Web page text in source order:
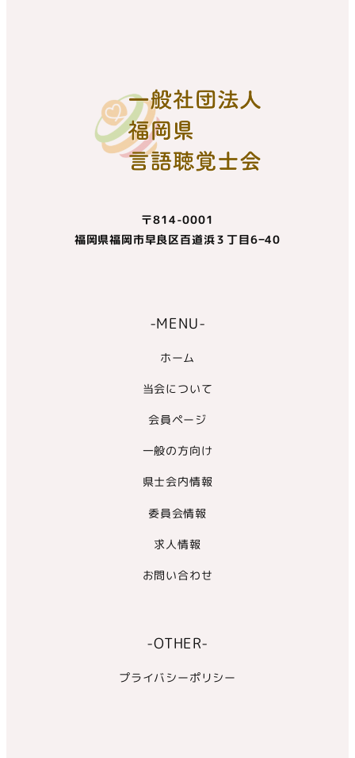
〒814-0001
福岡県福岡市早良区百道浜３丁目6−40
-MENU-
ホーム
当会について
会員ページ
一般の方向け
県士会内情報
委員会情報
求人情報
お問い合わせ
-OTHER-
プライバシーポリシー